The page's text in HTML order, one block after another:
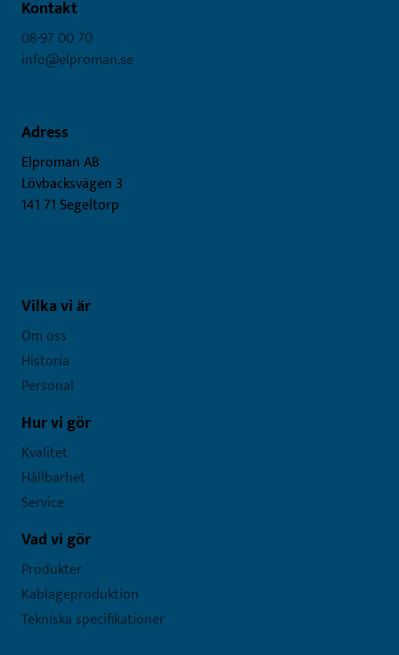
Kontakt
08-97 00 70
info@elproman.se
Adress
Elproman AB
Lövbacksvägen 3
141 71 Segeltorp
Vilka vi är
Om oss
Historia
Personal
Hur vi gör
Kvalitet
Hållbarhet
Service
Vad vi gör
Produkter
Kablageproduktion
Tekniska specifikationer